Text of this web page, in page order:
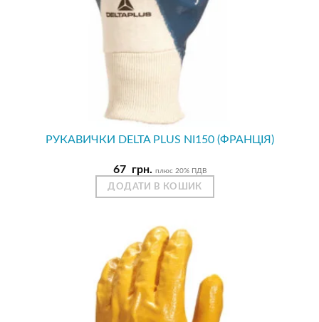
РУКАВИЧКИ DELTA PLUS NI150 (ФРАНЦІЯ)
67 грн. плюс 20% ПДВ
ДОДАТИ В КОШИК